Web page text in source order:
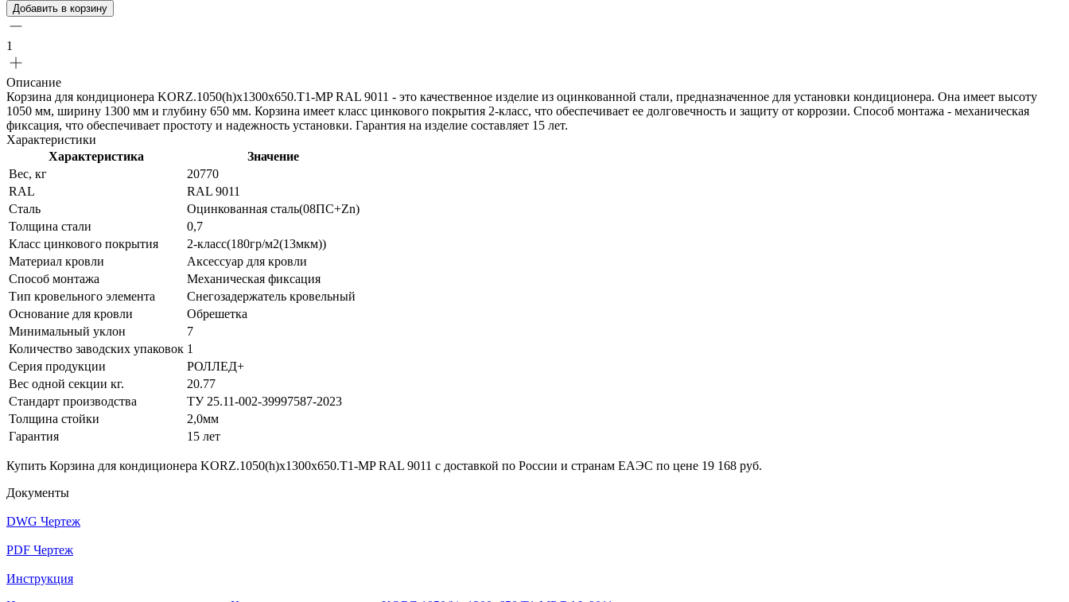
Добавить в корзину
1
Описание
Корзина для кондиционера KORZ.1050(h)x1300x650.T1-MP RAL 9011 - это качественное изделие из оцинкованной стали, предназначенное для установки кондиционера. Она имеет высоту
1050 мм, ширину 1300 мм и глубину 650 мм. Корзина имеет класс цинкового покрытия 2-класс, что обеспечивает ее долговечность и защиту от коррозии. Способ монтажа - механическая
фиксация, что обеспечивает простоту и надежность установки. Гарантия на изделие составляет 15 лет.
Характеристики
Характеристика
Значение
Вес, кг
20770
RAL
RAL 9011
Сталь
Оцинкованная сталь(08ПС+Zn)
Толщина стали
0,7
Класс цинкового покрытия
2-класс(180гр/м2(13мкм))
Материал кровли
Аксессуар для кровли
Способ монтажа
Механическая фиксация
Тип кровельного элемента
Снегозадержатель кровельный
Основание для кровли
Обрешетка
Минимальный уклон
7
Количество заводских упаковок 1
Серия продукции
РОЛЛЕД+
Вес одной секции кг.
20.77
Стандарт производства
ТУ 25.11-002-39997587-2023
Толщина стойки
2,0мм
Гарантия
15 лет
Купить Корзина для кондиционера KORZ.1050(h)x1300x650.T1-MP RAL 9011 с доставкой по России и странам ЕАЭС по цене 19 168 руб.
Документы
DWG Чертеж
PDF Чертеж
Инструкция